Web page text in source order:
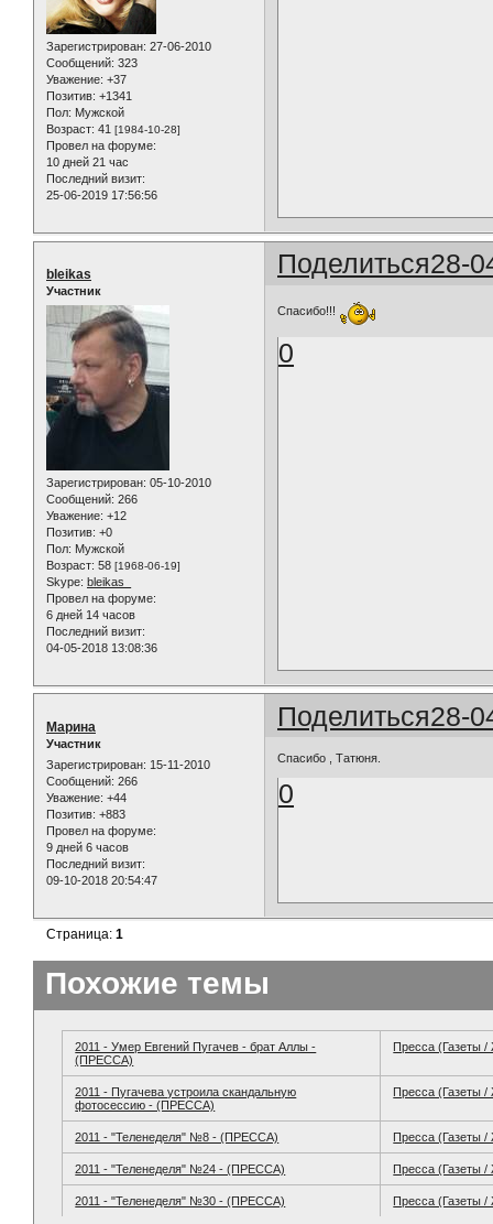
Зарегистрирован: 27-06-2010
Сообщений: 323
Уважение: +37
Позитив: +1341
Пол: Мужской
Возраст: 41 [1984-10-28]
Провел на форуме:
10 дней 21 час
Последний визит:
25-06-2019 17:56:56
Поделиться28-
bleikas
Участник
Зарегистрирован: 05-10-2010
Сообщений: 266
Уважение: +12
Позитив: +0
Пол: Мужской
Возраст: 58 [1968-06-19]
Skype: bleikas_
Провел на форуме:
6 дней 14 часов
Последний визит:
04-05-2018 13:08:36
Cпасибо!!!
0
Поделиться28-
Марина
Участник
Зарегистрирован: 15-11-2010
Сообщений: 266
Уважение: +44
Позитив: +883
Провел на форуме:
9 дней 6 часов
Последний визит:
09-10-2018 20:54:47
Спасибо , Татюня.
0
Страница:1
Похожие темы
2011 - Умер Евгений Пугачев - брат Аллы -
(ПРЕССА)
Пресса (Газеты
2011 - Пугачева устроила скандальную
фотосессию - (ПРЕССА)
Пресса (Газеты
2011 - "Теленеделя" №8 - (ПРЕССА) Пресса (Газеты
2011 - "Теленеделя" №24 - (ПРЕССА) Пресса (Газеты
2011 - "Теленеделя" №30 - (ПРЕССА) Пресса (Газеты